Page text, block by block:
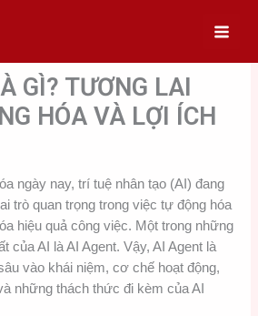
GÌ? TƯƠNG LAI
HÓA VÀ LỢI ÍCH
ngày nay, trí tuệ nhân tạo (AI) đang
trò quan trọng trong việc tự động hóa
hiệu quả công việc. Một trong những
của AI là AI Agent. Vậy, AI Agent là
vào khái niệm, cơ chế hoạt động,
những thách thức đi kèm của AI